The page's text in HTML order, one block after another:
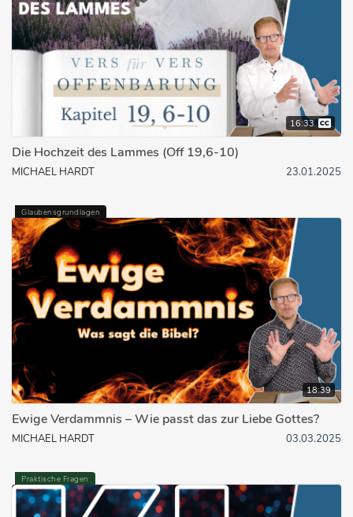
16:33
Die Hochzeit des Lammes (Off 19,6-10)
MICHAEL HARDT 23.01.2025
Glaubensgrundlagen
18:39
Ewige Verdammnis – Wie passt das zur Liebe Gottes?
MICHAEL HARDT 03.03.2025
Praktische Fragen